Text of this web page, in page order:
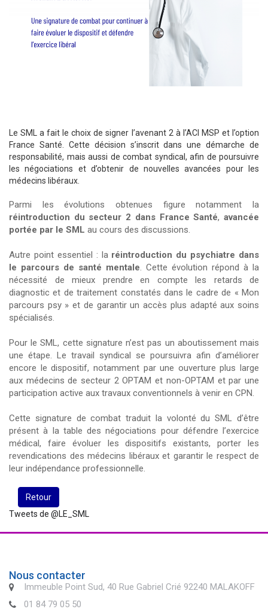
Le SML a fait le choix de signer l’avenant 2 à l’ACI MSP et l’option
France Santé. Cette décision s’inscrit dans une démarche de
responsabilité, mais aussi de combat syndical, afin de poursuivre
les négociations et d’obtenir de nouvelles avancées pour les
médecins libéraux.
Parmi les évolutions obtenues figure notamment la
réintroduction du secteur 2 dans France Santé,avancée
portée par le SML au cours des discussions.
Autre point essentiel : la réintroduction du psychiatre dans
le parcours de santé mentale. Cette évolution répond à la
nécessité de mieux prendre en compte les retards de
diagnostic et de traitement constatés dans le cadre de « Mon
parcours psy » et de garantir un accès plus adapté aux soins
spécialisés.
Pour le SML, cette signature n’est pas un aboutissement mais
une étape. Le travail syndical se poursuivra afin d’améliorer
encore le dispositif, notamment par une ouverture plus large
aux médecins de secteur 2 OPTAM et non-OPTAM et par une
participation active aux travaux conventionnels à venir en CPN.
Cette signature de combat traduit la volonté du SML d’être
présent à la table des négociations pour défendre l’exercice
médical, faire évoluer les dispositifs existants, porter les
revendications des médecins libéraux et garantir le respect de
leur indépendance professionnelle.
Retour
Tweets de @LE_SML
Nous contacter
Immeuble Point Sud, 40 Rue Gabriel Crié 92240 MALAKOFF
01 84 79 05 50